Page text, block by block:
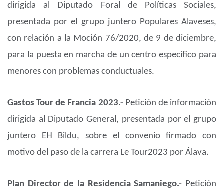
dirigida al Diputado Foral de Políticas Sociales,
presentada por el grupo juntero Populares Alaveses,
con relación a la Moción 76/2020, de 9 de diciembre,
para la puesta en marcha de un centro específico para
menores con problemas conductuales.
Gastos Tour de Francia 2023.- Petición de información
dirigida al Diputado General, presentada por el grupo
juntero EH Bildu, sobre el convenio firmado con
motivo del paso de la carrera Le Tour2023 por Álava.
Plan Director de la Residencia Samaniego.- Petición